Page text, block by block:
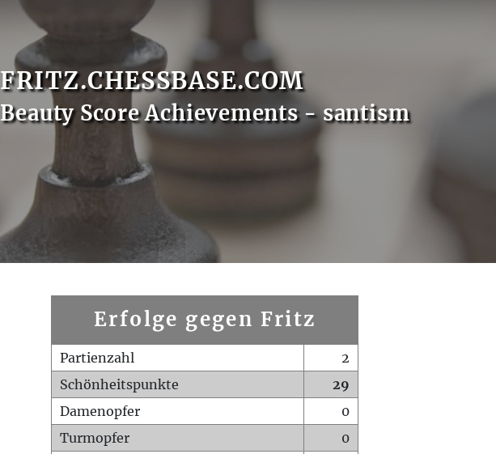
FRITZ.CHESSBASE.COM
Beauty Score Achievements - santism
Erfolge gegen Fritz
Partienzahl
2
Schönheitspunkte
29
Damenopfer
0
Turmopfer
0